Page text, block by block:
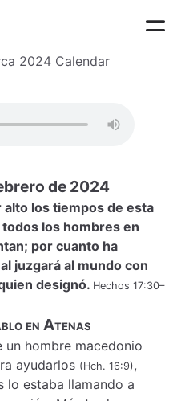
2024 Calendar
de 2024
alto los tiempos de esta
los hombres en
por cuanto ha
juzgará al mundo con
designó. Hechos 17:30–
en Atenas
un hombre macedonio
ayudarlos (Hch. 16:9),
lo estaba llamando a